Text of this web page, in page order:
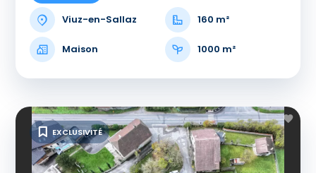
Viuz-en-Sallaz 160 m²
Maison 1000 m²
EXCLUSIVITÉ